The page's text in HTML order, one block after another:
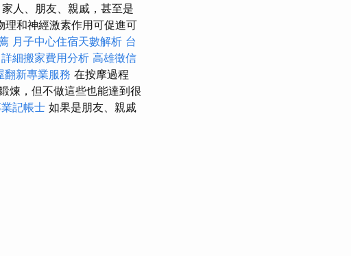
人、朋友、親戚，甚至是
理和神經激素作用可促進可
月子中心住宿天數解析 台
詳細搬家費用分析 高雄徵信
翻新專業服務 在按摩過程
煉，但不做這些也能達到很
記帳士 如果是朋友、親戚